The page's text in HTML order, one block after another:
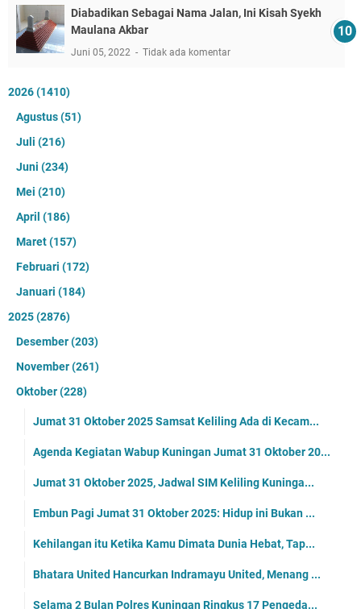
Diabadikan Sebagai Nama Jalan, Ini Kisah Syekh
Maulana Akbar
Juni 05, 2022 Tidak ada komentar
2026(1410)
Agustus(51)
Juli (216)
Juni (234)
Mei (210)
April (186)
Maret(157)
Februari (172)
Januari (184)
2025(2876)
Desember(203)
November(261)
Oktober(228)
Jumat 31 Oktober 2025 Samsat Keliling Ada di Kecam...
Agenda Kegiatan Wabup Kuningan Jumat 31 Oktober 20...
Jumat 31 Oktober 2025, Jadwal SIM Keliling Kuninga...
Embun Pagi Jumat 31 Oktober 2025: Hidup ini Bukan ...
Kehilangan itu Ketika Kamu Dimata Dunia Hebat, Tap...
Bhatara United Hancurkan Indramayu United, Menang ...
Selama 2 Bulan Polres Kuningan Ringkus 17 Pengeda...